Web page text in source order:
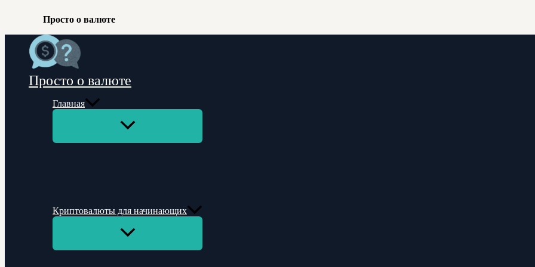
Просто о валюте
Перейти
содержимому
Просто о валюте
Главная
Переключатель
Криптовалюты для начинающих
Переключатель